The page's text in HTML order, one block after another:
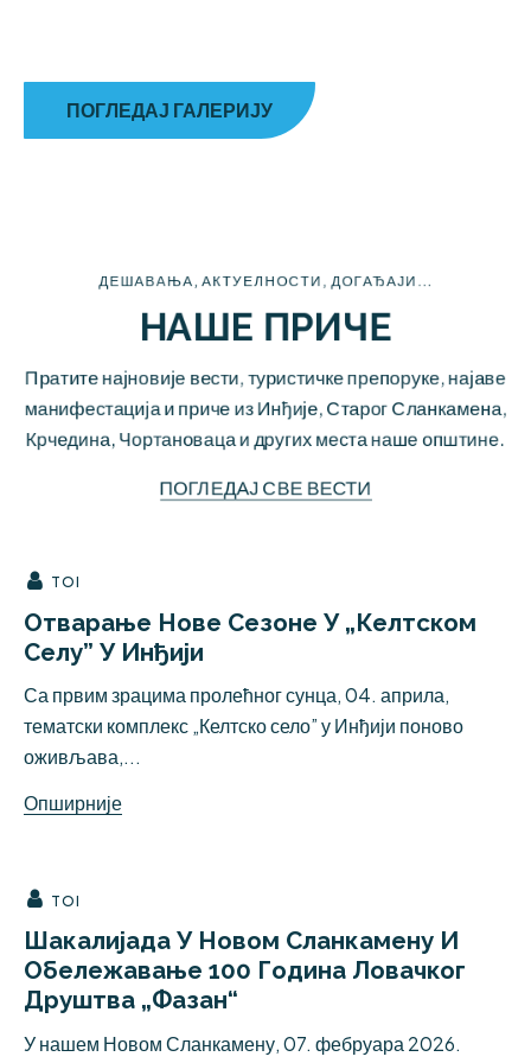
ПОГЛЕДАЈ ГАЛЕРИЈУ
ДЕШАВАЊА, АКТУЕЛНОСТИ, ДОГАЂАЈИ...
НАШЕ ПРИЧЕ
Пратите најновије вести, туристичке препоруке, најаве
манифестација и приче из Инђије, Старог Сланкамена,
Крчедина, Чортановаца и других места наше општине.
ПОГЛЕДАЈ СВЕ ВЕСТИ
TOI
Отварање Нове Сезоне У „Келтском
Селу” У Инђији
Са првим зрацима пролећног сунца, 04. априла,
тематски комплекс „Келтско село” у Инђији поново
оживљава,...
Опширније
TOI
Шакалијада У Новом Сланкамену И
Обележавање 100 Година Ловачког
Друштва „Фазан“
У нашем Новом Сланкамену, 07. фебруара 2026.